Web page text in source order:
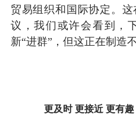
贸易组织和国际协定。
议，我们或许会看到，
新“进群”，但这正在制造
更及时 更接近 更有